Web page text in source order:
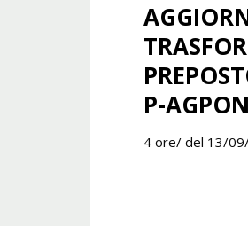
P-
4 ore/ del 13/